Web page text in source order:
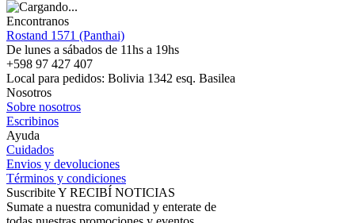
Encontranos
Rostand 1571 (Panthai)
De lunes a sábados de 11hs a 19hs
+598 97 427 407
Local para pedidos: Bolivia 1342 esq. Basilea
Nosotros
Sobre nosotros
Escribinos
Ayuda
Cuidados
Envios y devoluciones
Términos y condiciones
Suscribite Y RECIBÍ NOTICIAS
Sumate a nuestra comunidad y enterate de